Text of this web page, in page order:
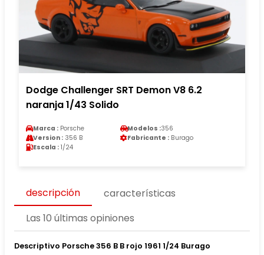
Dodge Challenger SRT Demon V8 6.2
naranja 1/43 Solido
Marca : Porsche Modelos :356
Version : 356 B Fabricante : Burago
Escala : 1/24
descripción
características
Las 10 últimas opiniones
Descriptivo Porsche 356 B B rojo 1961 1/24 Burago